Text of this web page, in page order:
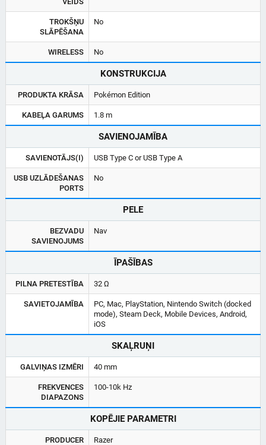
TROKŠŅU
SLĀPĒŠANA
No
WIRELESS No
KONSTRUKCIJA
PRODUKTA KRĀSA Pokémon Edition
KABEĻA GARUMS 1.8 m
SAVIENOJAMĪBA
SAVIENOTĀJS(I) USB Type C or USB Type A
USB UZLĀDEŠANAS
PORTS
No
PELE
BEZVADU
SAVIENOJUMS
Nav
ĪPAŠĪBAS
PILNA PRETESTĪBA 32 Ω
SAVIETOJAMĪBA
PC, Mac, PlayStation, Nintendo Switch (docked
mode), Steam Deck, Mobile Devices, Android,
iOS
SKAĻRUŅI
GALVIŅAS IZMĒRI 40 mm
FREKVENCES
DIAPAZONS
100-10k Hz
KOPĒJIE PARAMETRI
PRODUCER Razer